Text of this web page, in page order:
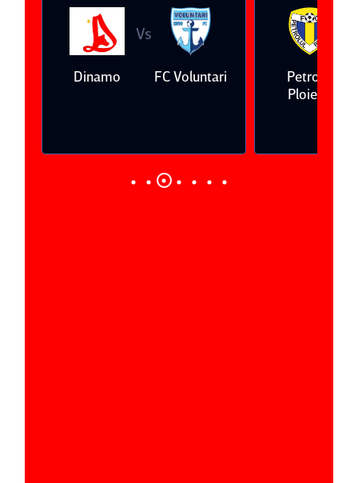
Dinamo
Vs
FC Voluntari
Petrolul
Ploieşti